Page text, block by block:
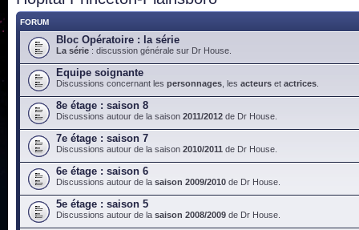
FORUM
Bloc Opératoire : la série
La série : discussion générale sur Dr House.
Equipe soignante
Discussions concernant les personnages , les acteurs et actrices
8e étage : saison 8
Discussions autour de la saison 2011/2012 de Dr House.
7e étage : saison 7
Discussions autour de la saison 2010/2011 de Dr House.
6e étage : saison 6
Discussions autour de la saison 2009/2010 de Dr House.
5e étage : saison 5
Discussions autour de la saison 2008/2009 de Dr House.